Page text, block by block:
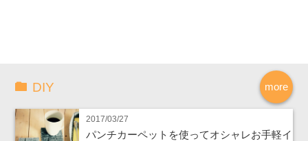
more
DIY
2017/03/27
パンチカーペットを使ってオシャレお手軽イ